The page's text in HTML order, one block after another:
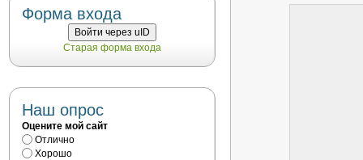
Форма входа
Войти через uID
Старая форма входа
Наш опрос
Оцените мой сайт
Отлично
Хорошо